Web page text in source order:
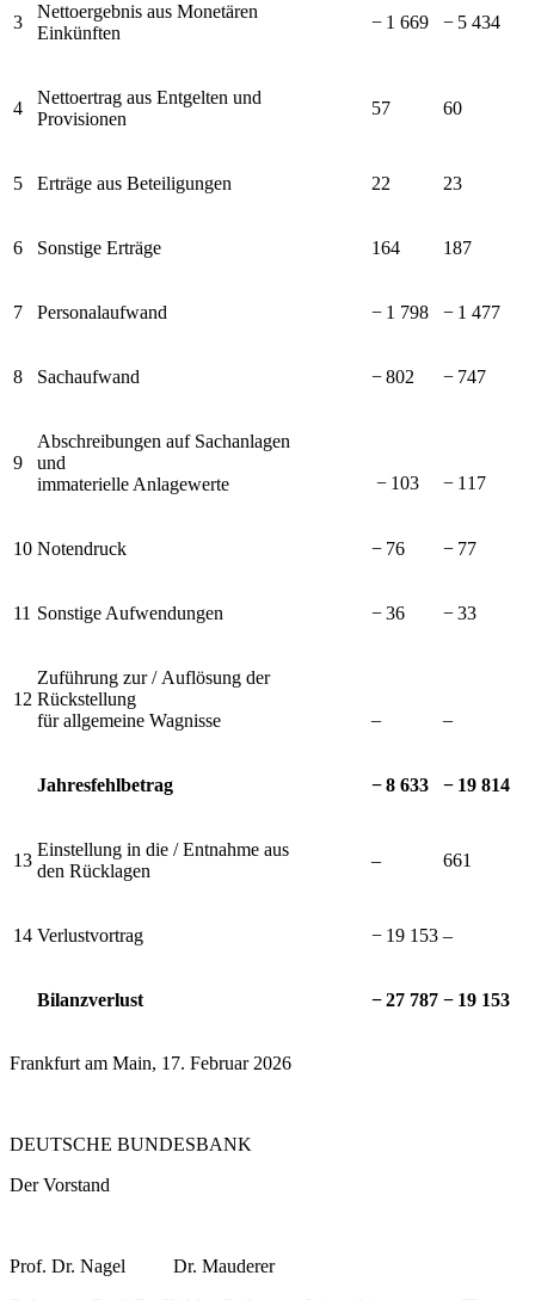
3
Nettoergebnis aus Monetären
Einkünften
−⁠ 1 669 −⁠ 5 434
4
Nettoertrag aus Entgelten und
Provisionen
57 60
5 Erträge aus Beteiligungen 22 23
6 Sonstige Erträge 164 187
7 Personalaufwand −⁠ 1 798 −⁠ 1 477
8 Sachaufwand −⁠ 802 −⁠ 747
9
Abschreibungen auf Sachanlagen
und
immaterielle Anlagewerte
−⁠ 103 −⁠ 117
10 Notendruck −⁠ 76 −⁠ 77
11 Sonstige Aufwendungen −⁠ 36 −⁠ 33
12
Zuführung zur / Auflösung der
Rückstellung
für allgemeine Wagnisse
– –
Jahresfehlbetrag −⁠ 8 633 −⁠ 19 814
13
Einstellung in die / Entnahme aus
den Rücklagen
– 661
14 Verlustvortrag −⁠ 19 153 –
Bilanzverlust −⁠ 27 787 −⁠ 19 153
Frankfurt am Main, 17. Februar 2026
DEUTSCHE BUNDESBANK
Der Vorstand
Prof. Dr. Nagel Dr. Mauderer